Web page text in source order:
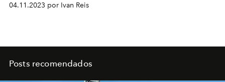
04.11.2023 por Ivan Reis
Posts recomendados